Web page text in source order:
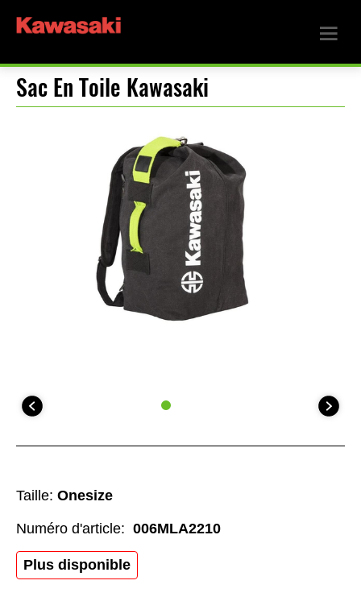
Sac En Toile Kawasaki
Taille: Onesize
Plus disponible
Numéro d'article: 006MLA2210